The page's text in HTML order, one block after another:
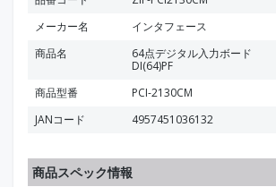
メーカー名
インタフェース
商品名
64点デジタル入力ボード
DI(64)PF
商品型番
PCI-2130CM
JANコード
4957451036132
商品スペック情報